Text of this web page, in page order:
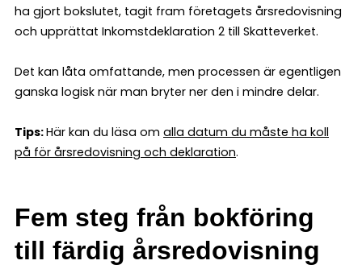
ha gjort bokslutet, tagit fram företagets årsredovisning
och upprättat Inkomstdeklaration 2 till Skatteverket.
Det kan låta omfattande, men processen är egentligen
ganska logisk när man bryter ner den i mindre delar.
Tips:Här kan du läsa om alla datum du måste ha koll
på för årsredovisning och deklaration.
Fem steg från bokföring
till färdig årsredovisning